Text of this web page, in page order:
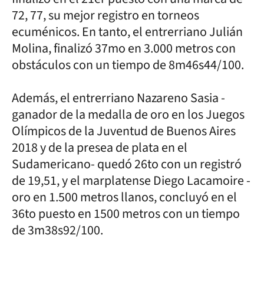
72, 77, su mejor registro en torneos
ecuménicos. En tanto, el entrerriano Julián
Molina, finalizó 37mo en 3.000 metros con
obstáculos con un tiempo de 8m46s44/100.
Además, el entrerriano Nazareno Sasia -
ganador de la medalla de oro en los Juegos
Olímpicos de la Juventud de Buenos Aires
2018 y de la presea de plata en el
Sudamericano- quedó 26to con un registró
de 19,51, y el marplatense Diego Lacamoire -
oro en 1.500 metros llanos, concluyó en el
36to puesto en 1500 metros con un tiempo
de 3m38s92/100.